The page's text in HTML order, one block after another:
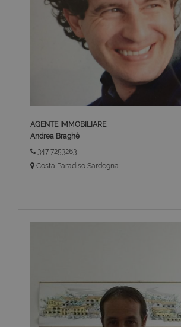
AGENTE IMMOBILIARE
Andrea Braghè
347 7253263
Costa Paradiso Sardegna